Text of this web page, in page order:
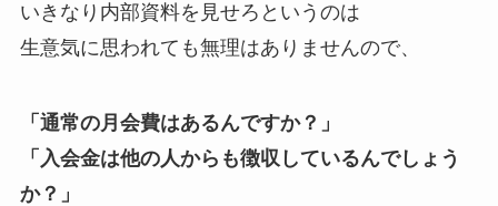
いきなり内部資料を見せろというのは
生意気に思われても無理はありませんので、
「通常の月会費はあるんですか？」
「入会金は他の人からも徴収しているんでしょう
か？」